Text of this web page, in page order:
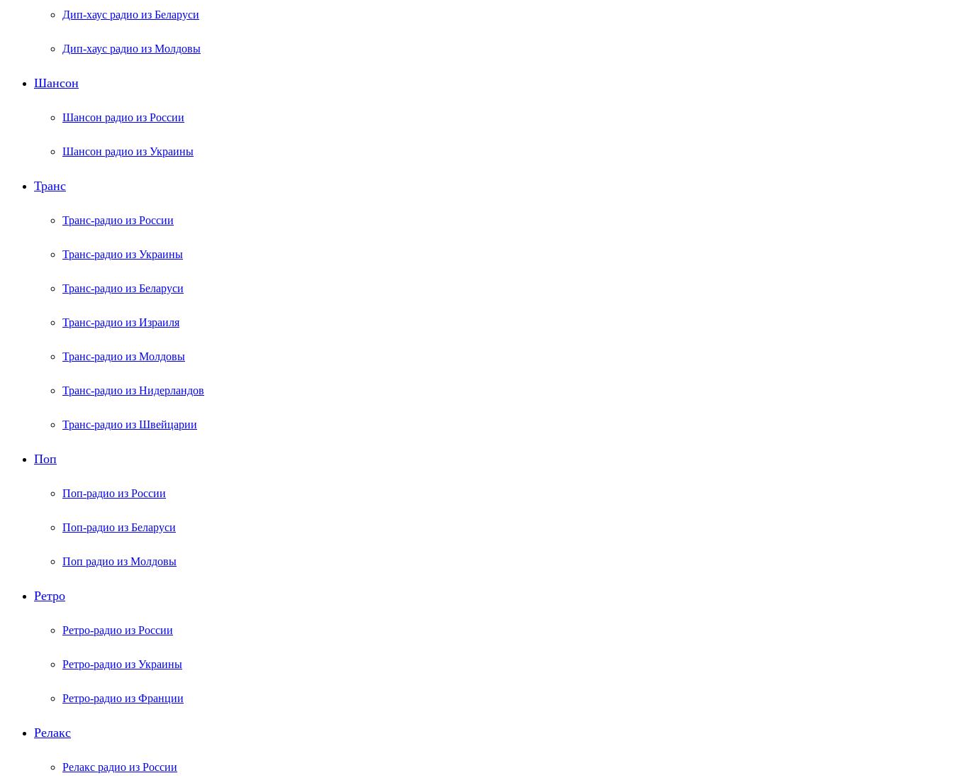
Дип-хаус радио из Беларуси
Дип-хаус радио из Молдовы
Шансон
Шансон радио из России
Шансон радио из Украины
Транс
Транс-радио из России
Транс-радио из Украины
Транс-радио из Беларуси
Транс-радио из Израиля
Транс-радио из Молдовы
Транс-радио из Нидерландов
Транс-радио из Швейцарии
Поп
Поп-радио из России
Поп-радио из Беларуси
Поп радио из Молдовы
Ретро
Ретро-радио из России
Ретро-радио из Украины
Ретро-радио из Франции
Релакс
Релакс радио из России